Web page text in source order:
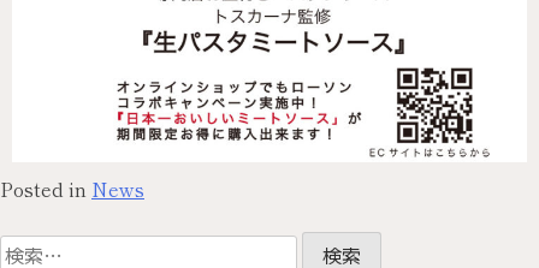
Posted in News